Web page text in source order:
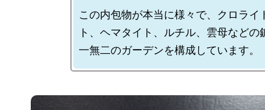
この内包物が本当に様々で、クロライ
ト、ヘマタイト、ルチル、雲母などの